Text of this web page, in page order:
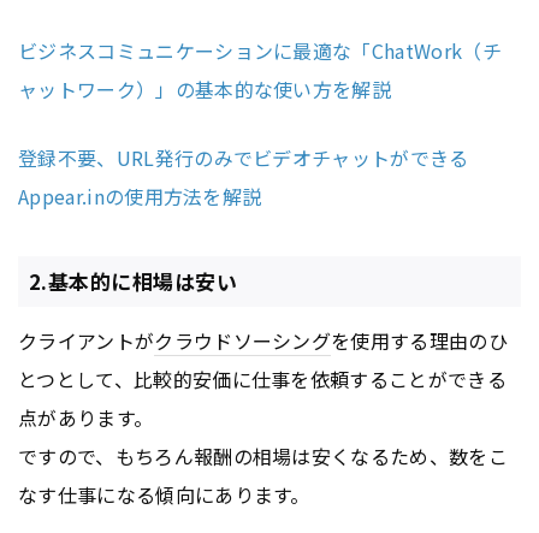
ビジネスコミュニケーションに最適な「ChatWork（チ
ャットワーク）」の基本的な使い方を解説
登録不要、URL発行のみでビデオチャットができる
Appear.inの使用方法を解説
2.基本的に相場は安い
クライアントがクラウドソーシングを使用する理由のひ
とつとして、比較的安価に仕事を依頼することができる
点があります。
ですので、もちろん報酬の相場は安くなるため、数をこ
なす仕事になる傾向にあります。